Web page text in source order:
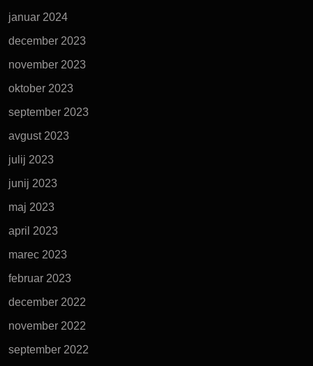
januar 2024
december 2023
november 2023
oktober 2023
september 2023
avgust 2023
julij 2023
junij 2023
maj 2023
april 2023
marec 2023
februar 2023
december 2022
november 2022
september 2022